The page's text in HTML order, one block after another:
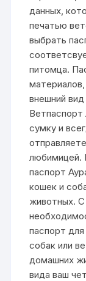
данных,
печатью
выбрать
питомца.
внешний
Ветпаспорт
сумку и
любимицей.
паспорт
кошек и
животных.
паспорт
собак или
домашних
вида ваш